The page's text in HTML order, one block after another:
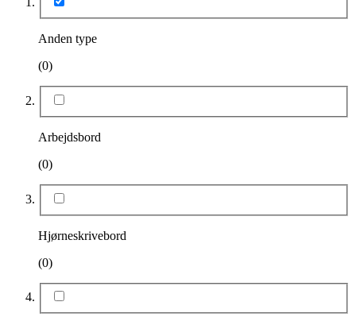
Anden type
(0)
Arbejdsbord
(0)
Hjørneskrivebord
(0)